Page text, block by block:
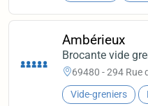
Ambérieux
Brocante vide
69480 - 294 Rue
Vide-greniers